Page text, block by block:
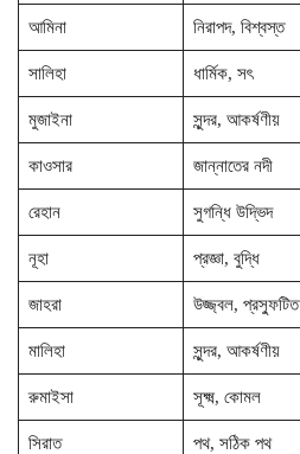
আমিনা নিরাপদ, বিশ্বস্ত
সালিহা ধার্মিক, সৎ
মুজাইনা সুন্দর, আকর্ষণীয়
কাওসার জান্নাতের নদী
রেহান সুগন্ধি উদ্ভিদ
নূহা প্রজ্ঞা, বুদ্ধি
জাহরা উজ্জ্বল, প্রস্ফুটিত
মালিহা সুন্দর, আকর্ষণীয়
রুমাইসা সূক্ষ্ম, কোমল
সিরাত পথ, সঠিক পথ